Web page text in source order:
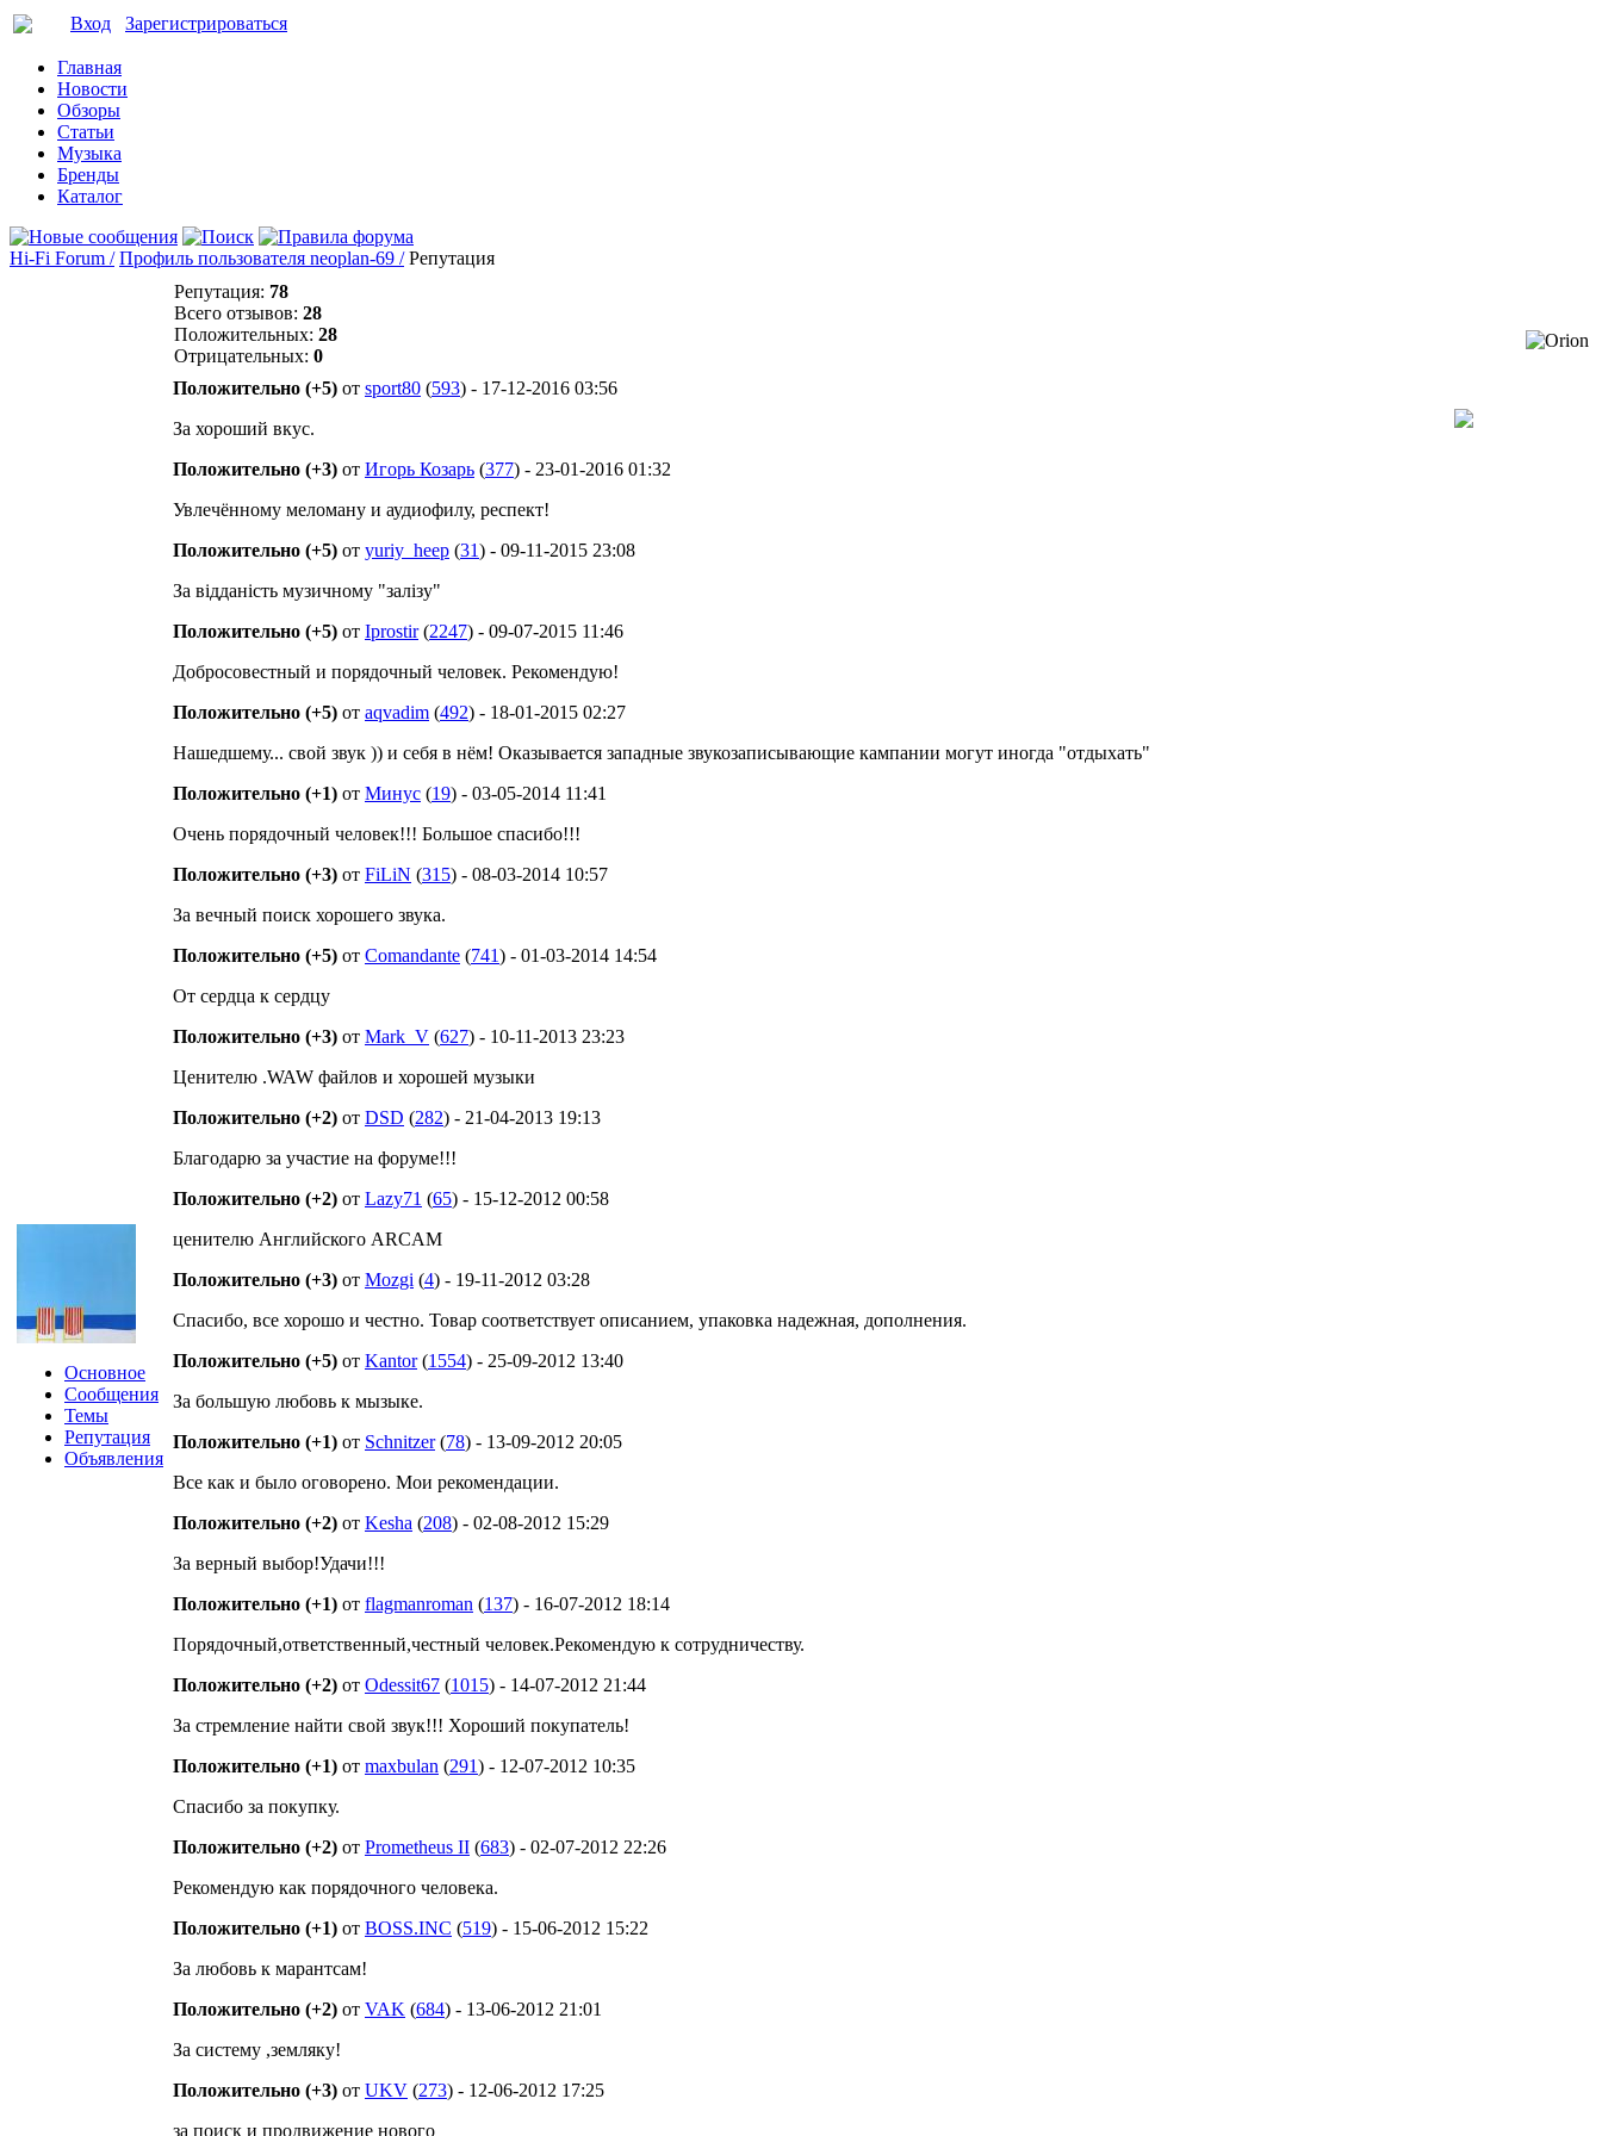
Вход Зарегистрироваться
Главная
Новости
Обзоры
Статьи
Музыка
Бренды
Каталог
Hi-Fi Forum / Профиль пользователя neoplan-69 / Репутация
Основное
Сообщения
Темы
Репутация
Объявления
Репутация: 78
Всего отзывов: 28
Положительных: 28
Отрицательных: 0
Положительно (+5) от sport80 (593) - 17-12-2016 03:56
За хороший вкус.
Положительно (+3) от Игорь Козарь (377) - 23-01-2016 01:32
Увлечённому меломану и аудиофилу, респект!
Положительно (+5) от yuriy_heep (31) - 09-11-2015 23:08
За відданість музичному "залізу"
Положительно (+5) от Iprostir(2247) - 09-07-2015 11:46
Добросовестный и порядочный человек. Рекомендую!
Положительно (+5) от aqvadim (492) - 18-01-2015 02:27
Нашедшему... свой звук )) и себя в нём! Оказывается западные звукозаписывающие кампании могут иногда "отдыхать"
Положительно (+1) от Минус (19) - 03-05-2014 11:41
Очень порядочный человек!!! Большое спасибо!!!
Положительно (+3) от FiLiN (315) - 08-03-2014 10:57
За вечный поиск хорошего звука.
Положительно (+5) от Comandante (741) - 01-03-2014 14:54
От сердца к сердцу
Положительно (+3) от Mark_V (627) - 10-11-2013 23:23
Ценителю .WAW файлов и хорошей музыки
Положительно (+2) от DSD (282) - 21-04-2013 19:13
Благодарю за участие на форуме!!!
Положительно (+2) от Lazy71 (65) - 15-12-2012 00:58
ценителю Английского ARCAM
Положительно (+3) от Mozgi (4) - 19-11-2012 03:28
Спасибо, все хорошо и честно. Товар соответствует описанием, упаковка надежная, дополнения.
Положительно (+5) от Kantor(1554) - 25-09-2012 13:40
За большую любовь к мызыке.
Положительно (+1) от Schnitzer(78) - 13-09-2012 20:05
Все как и было оговорено. Мои рекомендации.
Положительно (+2) от Kesha (208) - 02-08-2012 15:29
За верный выбор!Удачи!!!
Положительно (+1) от flagmanroman (137) - 16-07-2012 18:14
Порядочный,ответственный,честный человек.Рекомендую к сотрудничеству.
Положительно (+2) от Odessit67 (1015) - 14-07-2012 21:44
За стремление найти свой звук!!! Хороший покупатель!
Положительно (+1) от maxbulan (291) - 12-07-2012 10:35
Спасибо за покупку.
Положительно (+2) от Prometheus II (683) - 02-07-2012 22:26
Рекомендую как порядочного человека.
Положительно (+1) от BOSS.INC (519) - 15-06-2012 15:22
За любовь к марантсам!
Положительно (+2) от VAK (684) - 13-06-2012 21:01
За систему ,земляку!
Положительно (+3) от UKV (273) - 12-06-2012 17:25
за поиск и продвижение нового